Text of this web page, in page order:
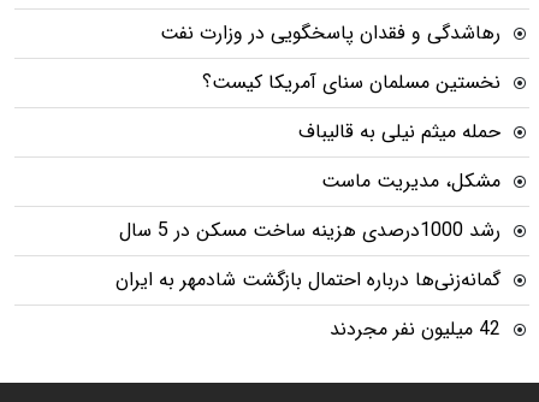
رهاشدگی و فقدان پاسخگویی در وزارت نفت
نخستین مسلمان سنای آمریکا کیست؟
حمله میثم نیلی به قالیباف
مشکل، مدیریت ماست
رشد 1000درصدی هزینه ساخت مسکن در 5 سال
گمانه‌زنی‌ها درباره احتمال بازگشت شادمهر به ایران
42 میلیون نفر مجردند